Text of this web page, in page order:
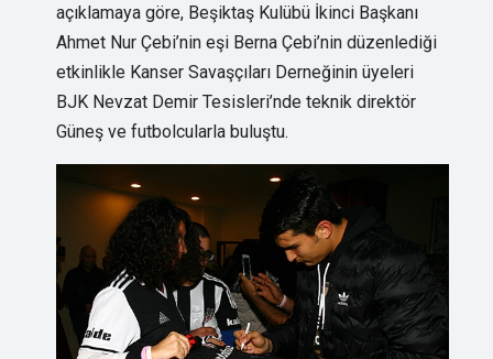
açıklamaya göre, Beşiktaş Kulübü İkinci Başkanı
Ahmet Nur Çebi’nin eşi Berna Çebi’nin düzenlediği
etkinlikle Kanser Savaşçıları Derneğinin üyeleri
BJK Nevzat Demir Tesisleri’nde teknik direktör
Güneş ve futbolcularla buluştu.